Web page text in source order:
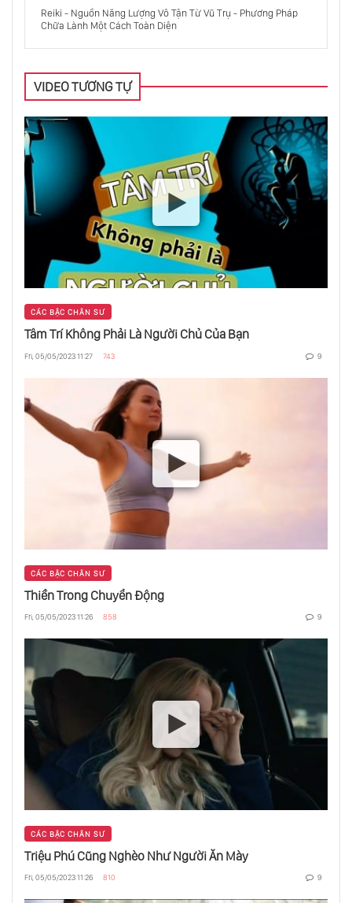
Bồn Tắm Là Nơi Yêu Thích Nhất Của Các Vĩ
Để Làm Chủ Thiên Hạ, Cần Học Theo Đạo
Của Nước
Bí Ẩn Thuật Giả Kim Ở Những Địa Điểm Linh
Thiêng Trên Thế Giới
Thức Ăn Và Mạnh Khoẻ
Giá Trị Giả
Mềm Mại Và Yếu Đuối Là Thuộc Về Đỉnh Cao
Phản Chiếu Trong Gương
Hoá Giải Chuyện Con Yêu - Con Ghét
Phẩm Chất Đàn Bà
Phân Tâm Học Không Thể Thay Thế Cho Tôn
Reiki - Nguồn Năng Lượng Vô Tận Từ Vũ Trụ - Phương Pháp
Chữa Lành Một Cách Toàn Diện
VIDEO TƯƠNG TỰ
CÁC BẬC CHÂN SƯ
Tâm Trí Không Phải Là Người Chủ Của Bạn
Fri, 05/05/2023 11:27 743 9
CÁC BẬC CHÂN SƯ
Thiền Trong Chuyển Động
Fri, 05/05/2023 11:26 858 9
CÁC BẬC CHÂN SƯ
Triệu Phú Cũng Nghèo Như Người Ăn Mày
Fri, 05/05/2023 11:26 810 9